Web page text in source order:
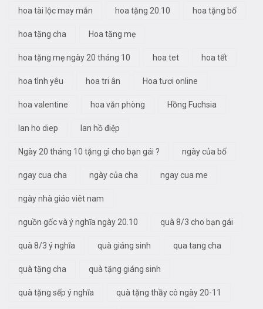
hoa tài lộc may mắn hoa tặng 20.10 hoa tặng bố
hoa tặng cha Hoa tặng mẹ
hoa tặng mẹ ngày 20 tháng 10 hoa tet hoa tết
hoa tình yêu hoa tri ân Hoa tươi online
hoa valentine hoa văn phòng Hồng Fuchsia
lan ho diep lan hồ điệp
Ngày 20 tháng 10 tặng gì cho bạn gái ? ngày của bố
ngay cua cha ngày của cha ngay cua me
ngày nhà giáo viêt nam
nguồn gốc và ý nghĩa ngày 20.10 quà 8/3 cho bạn gái
quà 8/3 ý nghĩa quà giáng sinh qua tang cha
quà tặng cha quà tặng giáng sinh
quà tặng sếp ý nghĩa quà tặng thầy cô ngày 20-11